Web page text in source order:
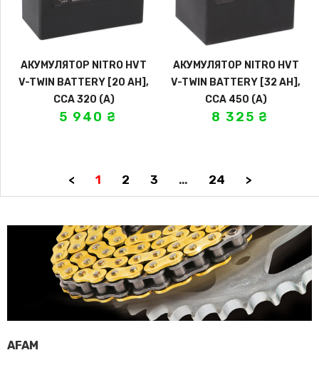
АКУМУЛЯТОР NITRO HVT
V-TWIN BATTERY [20 AH],
CCA 320 (A)
5 940₴
АКУМУЛЯТОР NITRO HVT
V-TWIN BATTERY [32 AH],
CCA 450 (A)
8 325₴
< 1 2 3 … 24 >
AFAM